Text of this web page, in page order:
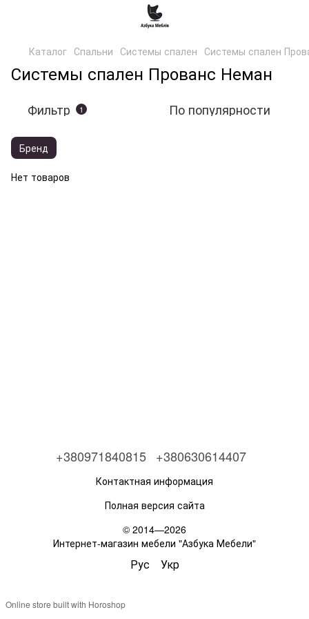
Каталог Спальни Системы спален Системы спален
Системы спален Прованс Неман
Фильтр 1 По популярности
Бренд
Нет товаров
+380971840815 +380630614407
Контактная информация
Полная версия сайта
© 2014—2026
Интернет-магазин мебели "Азбука Мебели"
Рус Укр
Online store built with Horoshop